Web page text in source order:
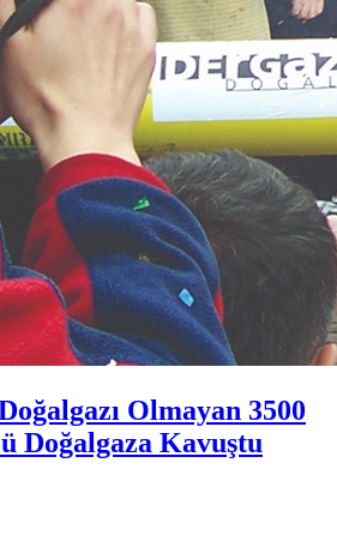
Olmayan 3500
Doğalgaza Kavuştu